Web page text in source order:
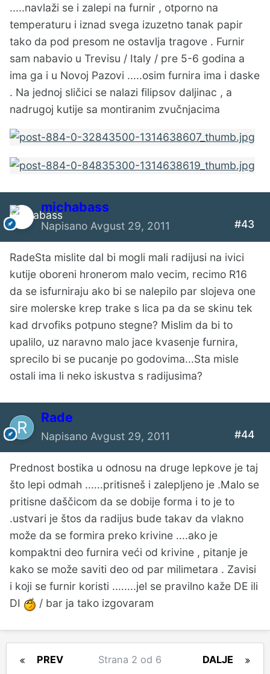
.....navlaži se i zalepi na furnir , otporno na
temperaturu i iznad svega izuzetno tanak papir
tako da pod presom ne ostavlja tragove . Furnir
sam nabavio u Trevisu / Italy / pre 5-6 godina a
ima ga i u Novoj Pazovi .....osim furnira ima i daske
. Na jednoj sličici se nalazi filipsov daljinac , a
nadrugoj kutije sa montiranim zvučnjacima
michabass
Napisano Avgust 29, 2011 #43
RadeSta mislite dal bi mogli mali radijusi na ivici
kutije oboreni hronerom malo vecim, recimo R16
da se isfurniraju ako bi se nalepilo par slojeva one
sire molerske krep trake s lica pa da se skinu tek
kad drvofiks potpuno stegne? Mislim da bi to
upalilo, uz naravno malo jace kvasenje furnira,
sprecilo bi se pucanje po godovima...Sta misle
ostali ima li neko iskustva s radijusima?
Rade
Napisano Avgust 29, 2011 #44
Prednost bostika u odnosu na druge lepkove je taj
što lepi odmah ......pritisneš i zalepljeno je .Malo se
pritisne daščicom da se dobije forma i to je to
.ustvari je štos da radijus bude takav da vlakno
može da se formira preko krivine ....ako je
kompaktni deo furnira veći od krivine , pitanje je
kako se može saviti deo od par milimetara . Zavisi
i koji se furnir koristi ........jel se pravilno kaže DE ili
DI
/ bar ja tako izgovaram
PREV DALJE
Strana 2 od 6